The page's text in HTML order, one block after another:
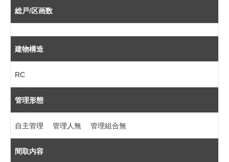
総戸/区画数
建物構造
RC
管理形態
自主管理 管理人無 管理組合無
間取内容